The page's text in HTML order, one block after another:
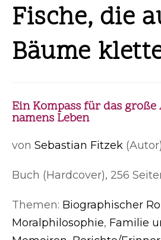
Fische, die
Bäume
Ein Kompass für das große
namens Leben
von Sebastian Fitzek (Autor)
Buch (Hardcover), 256
Themen: Biographischer
Moralphilosophie, Familie